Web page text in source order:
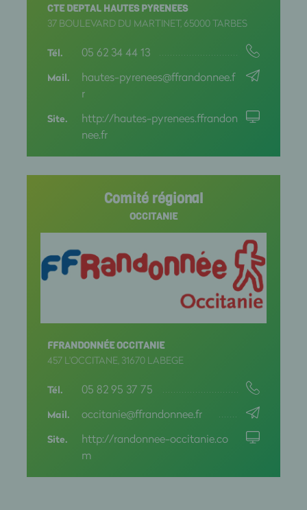
GERS
GIRONDE
GUADELOUPE
GUYANE
HAUT RHIN
HAUTE GARONNE
HAUTE MARNE
HAUTE SAONE
HAUTE VIENNE
HAUTES ALPES
HAUTES PYRENEES
HAUTS DE SEINE
HERAULT
ILLE ET VILAINE
CTE DEPTAL HAUTES PYRENEES
37 BOULEVARD DU MARTINET, 65000 TARBES
Tél. 05 62 34 44 13
Mail.
hautes-pyrenees@ffrandonnee.f
r
Site.
http://hautes-pyrenees.ffrandon
nee.fr
Comité régional
OCCITANIE
FFRANDONNÉE OCCITANIE
457 L'OCCITANE, 31670 LABEGE
Tél. 05 82 95 37 75
Mail. occitanie@ffrandonnee.fr
Site.
http://randonnee-occitanie.co
m